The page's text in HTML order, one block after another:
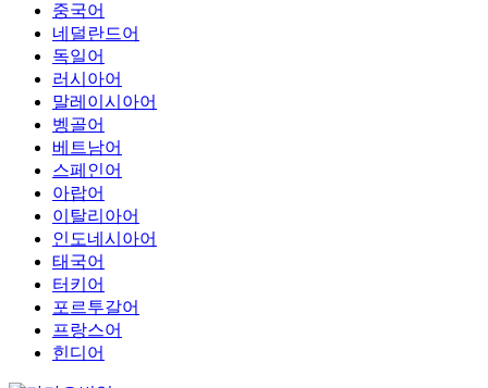
중국어
네덜란드어
독일어
러시아어
말레이시아어
벵골어
베트남어
스페인어
아랍어
이탈리아어
인도네시아어
태국어
터키어
포르투갈어
프랑스어
힌디어